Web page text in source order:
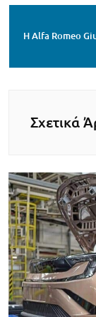
Η Alfa Romeo
Σχετικά